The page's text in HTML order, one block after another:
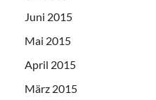
Juni 2015
Mai 2015
April 2015
März 2015